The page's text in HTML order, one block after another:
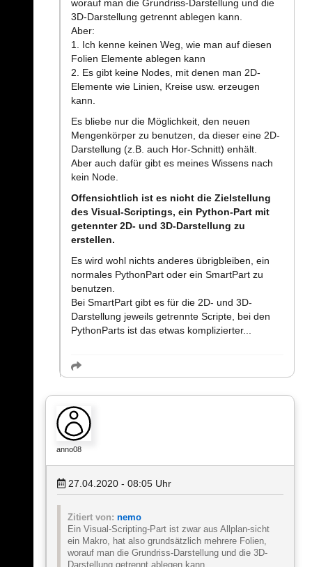
worauf man die Grundriss-Darstellung und die
3D-Darstellung getrennt ablegen kann.
Aber:
1. Ich kenne keinen Weg, wie man auf diesen
Folien Elemente ablegen kann
2. Es gibt keine Nodes, mit denen man 2D-
Elemente wie Linien, Kreise usw. erzeugen
kann.
Es bliebe nur die Möglichkeit, den neuen
Mengenkörper zu benutzen, da dieser eine 2D-
Darstellung (z.B. auch Hor-Schnitt) enhält.
Aber auch dafür gibt es meines Wissens nach
kein Node.
Offensichtlich ist es nicht die Zielstellung
des Visual-Scriptings, ein Python-Part mit
getennter 2D- und 3D-Darstellung zu
erstellen.
Es wird wohl nichts anderes übrigbleiben, ein
normales PythonPart oder ein SmartPart zu
benutzen.
Bei SmartPart gibt es für die 2D- und 3D-
Darstellung jeweils getrennte Scripte, bei den
PythonParts ist das etwas komplizierter...
anno08
27.04.2020 - 08:05 Uhr
Zitiert von: nemo
Ein Visual-Scripting-Part ist zwar aus Allplan-sicht
ein Makro, hat also grundsätzlich mehrere Folien,
worauf man die Grundriss-Darstellung und die 3D-
Darstellung getrennt ablegen kann.